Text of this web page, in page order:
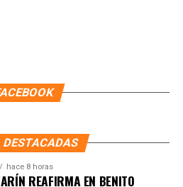
significa defender nuestra
de Noticias
DESTACADAS
hace 8 horas
REAFIRMA EN BENITO